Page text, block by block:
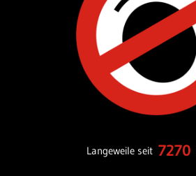
Langeweile seit 7270